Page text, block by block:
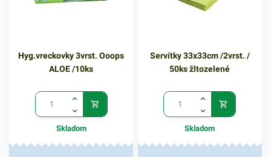
Hyg.vreckovky 3vrst. Ooops
ALOE /10ks
Skladom
Servítky 33x33cm /2vrst. /
50ks žltozelené
Skladom